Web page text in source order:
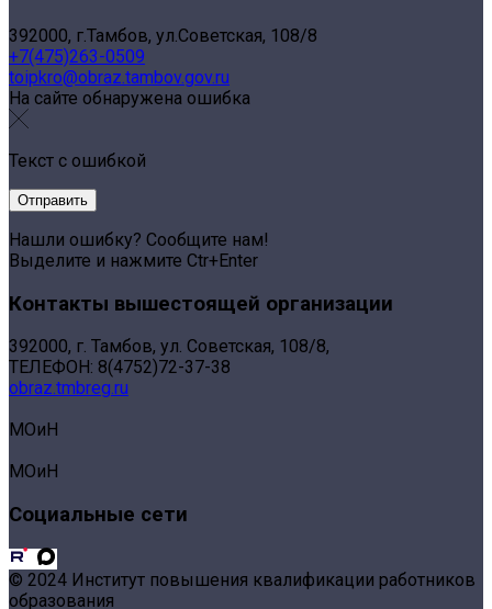
392000, г.Тамбов, ул.Советская, 108/8
+7(475)263-0509
toipkro@obraz.tambov.gov.ru
На сайте обнаружена ошибка
Текст с ошибкой
Нашли ошибку? Сообщите нам!
Выделите и нажмите Ctr+Enter
Контакты вышестоящей организации
392000, г. Тамбов, ул. Советская, 108/8,
ТЕЛЕФОН: 8(4752)72-37-38
obraz.tmbreg.ru
МОиН
МОиН
Социальные сети
© 2024 Институт повышения квалификации работников
образования